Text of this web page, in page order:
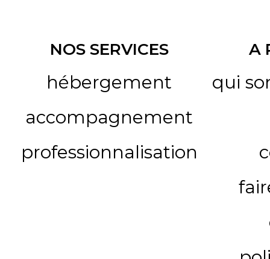
NOS SERVICES
hébergement
accompagnement
professionnalisation
A
qui